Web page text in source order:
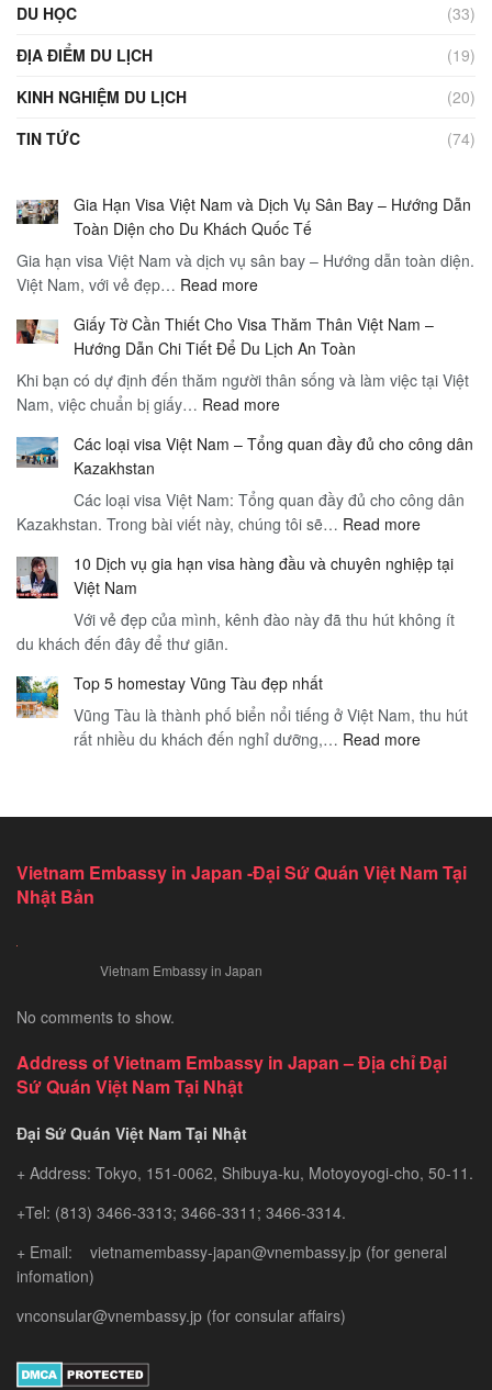
DU HỌC
(33)
ĐỊA ĐIỂM DU LỊCH
(19)
KINH NGHIỆM DU LỊCH
(20)
TIN TỨC
(74)
Gia Hạn Visa Việt Nam và Dịch Vụ Sân Bay – Hướng Dẫn
Toàn Diện cho Du Khách Quốc Tế
Gia hạn visa Việt Nam và dịch vụ sân bay – Hướng dẫn toàn diện.
Việt Nam, với vẻ đẹp… Read more:
Hạn
Visa
Việt
Nam
Dịch
Sân
Bay
Hướng
Toàn
Du
Khách
Quốc
Giấy Tờ Cần Thiết Cho Visa Thăm Thân Việt Nam –
Hướng Dẫn Chi Tiết Để Du Lịch An Toàn
Khi bạn có dự định đến thăm người thân sống và làm việc tại Việt
Nam, việc chuẩn bị giấy… Read more:
Tờ
Thiết
Cho
Thăm
Việt
Hướng
Dẫn
Chi
Du
An
Toàn
Các loại visa Việt Nam – Tổng quan đầy đủ cho công dân
Kazakhstan
Các loại visa Việt Nam: Tổng quan đầy đủ cho công dân
Kazakhstan. Trong bài viết này, chúng tôi sẽ… Read more:
loại
Việt
quan
đầy
công
10 Dịch vụ gia hạn visa hàng đầu và chuyên nghiệp tại
Việt Nam
Với vẻ đẹp của mình, kênh đào này đã thu hút không ít
du khách đến đây để thư giãn.
Top 5 homestay Vũng Tàu đẹp nhất
Vũng Tàu là thành phố biển nổi tiếng ở Việt Nam, thu hút
rất nhiều du khách đến nghỉ dưỡng,… Read more:
đẹp
Vietnam Embassy in Japan -Đại Sứ Quán Việt Nam Tại
Nhật Bản
Vietnam Embassy in Japan
No comments to show.
Address of Vietnam Embassy in Japan – Địa chỉ Đại
Sứ Quán Việt Nam Tại Nhật
Đại Sứ Quán Việt Nam Tại Nhật
+ Address: Tokyo, 151-0062, Shibuya-ku, Motoyoyogi-cho, 50-11.
+Tel: (813) 3466-3313; 3466-3311; 3466-3314.
+ Email: vietnamembassy-japan@vnembassy.jp (for general
infomation)
vnconsular@vnembassy.jp (for consular affairs)